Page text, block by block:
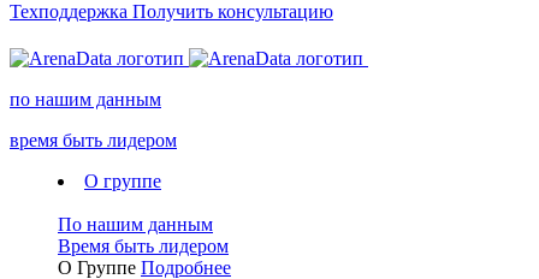
Техподдержка Получить консультацию
по нашим данным
время быть лидером
О группе
По нашим данным
Время быть лидером
О Группе Подробнее